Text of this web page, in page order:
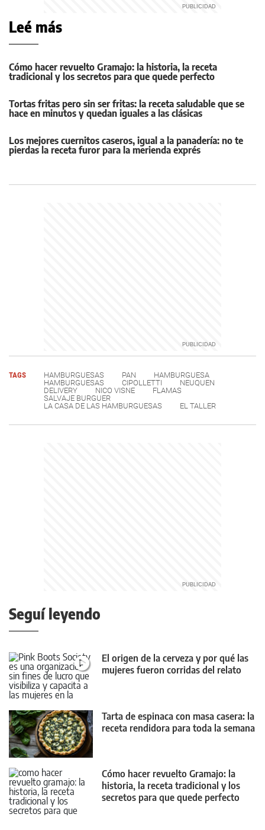
Leé más
Cómo hacer revuelto Gramajo: la historia, la receta
tradicional y los secretos para que quede perfecto
Tortas fritas pero sin ser fritas: la receta saludable que se
hace en minutos y quedan iguales a las clásicas
Los mejores cuernitos caseros, igual a la panadería: no te
pierdas la receta furor para la merienda exprés
TAGS HAMBURGUESAS PAN
HAMBURGUESA
HAMBURGUESAS
CIPOLLETTI
NEUQUEN
DELIVERY
NICO VISNE
FLAMAS
SALVAJE BURGUER
LA CASA DE LAS HAMBURGUESAS
EL TALLER
Seguí leyendo
El origen de la cerveza y por qué las
mujeres fueron corridas del relato
Tarta de espinaca con masa casera: la
receta rendidora para toda la semana
Cómo hacer revuelto Gramajo: la
historia, la receta tradicional y los
secretos para que quede perfecto